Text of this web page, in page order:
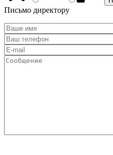
Письмо директору